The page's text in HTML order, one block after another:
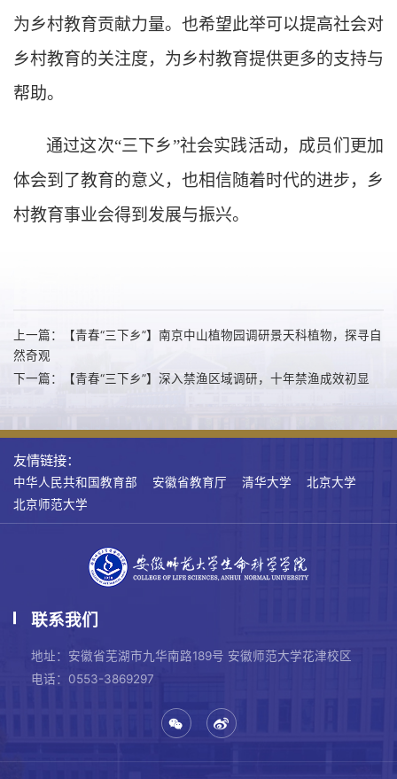
为乡村教育贡献力量。也希望此举可以提高社会对
乡村教育的关注度，为乡村教育提供更多的支持与
帮助。
通过这次“三下乡”社会实践活动，成员们更加
体会到了教育的意义，也相信随着时代的进步，乡
村教育事业会得到发展与振兴。
上一篇：【青春“三下乡”】南京中山植物园调研景天科植物，探寻自
然奇观
下一篇：【青春“三下乡”】深入禁渔区域调研，十年禁渔成效初显
友情链接：
中华人民共和国教育部 安徽省教育厅 清华大学
北京大学
北京师范大学
联系我们
地址：安徽省芜湖市九华南路189号 安徽师范大学花津校区
电话：0553-3869297